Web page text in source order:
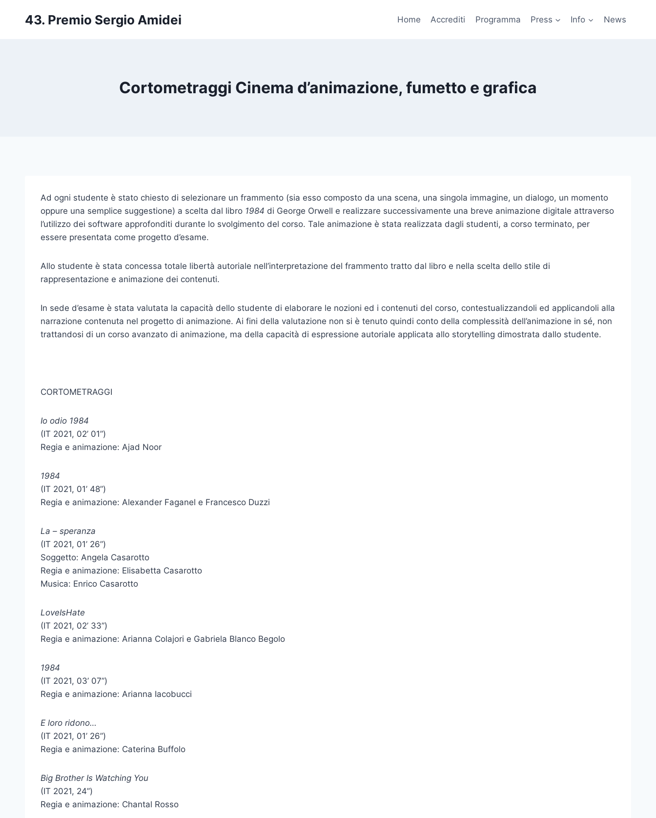
43. Premio Sergio Amidei Home Accrediti Programma Press Info News
Cortometraggi Cinema d’animazione, fumetto e grafica
Ad ogni studente è stato chiesto di selezionare un frammento (sia esso composto da una scena, una singola immagine, un dialogo, un momento
oppure una semplice suggestione) a scelta dal libro 1984 di George Orwell e realizzare successivamente una breve animazione digitale attraverso
l’utilizzo dei software approfonditi durante lo svolgimento del corso. Tale animazione è stata realizzata dagli studenti, a corso terminato, per
essere presentata come progetto d’esame.
Allo studente è stata concessa totale libertà autoriale nell’interpretazione del frammento tratto dal libro e nella scelta dello stile di
rappresentazione e animazione dei contenuti.
In sede d’esame è stata valutata la capacità dello studente di elaborare le nozioni ed i contenuti del corso, contestualizzandoli ed applicandoli alla
narrazione contenuta nel progetto di animazione. Ai fini della valutazione non si è tenuto quindi conto della complessità dell’animazione in sé, non
trattandosi di un corso avanzato di animazione, ma della capacità di espressione autoriale applicata allo storytelling dimostrata dallo studente.
CORTOMETRAGGI
Io odio 1984
(IT 2021, 02’ 01”)
Regia e animazione: Ajad Noor
1984
(IT 2021, 01’ 48”)
Regia e animazione: Alexander Faganel e Francesco Duzzi
La – speranza
(IT 2021, 01’ 26”)
Soggetto: Angela Casarotto
Regia e animazione: Elisabetta Casarotto
Musica: Enrico Casarotto
LoveIsHate
(IT 2021, 02’ 33”)
Regia e animazione: Arianna Colajori e Gabriela Blanco Begolo
1984
(IT 2021, 03’ 07”)
Regia e animazione: Arianna Iacobucci
E loro ridono…
(IT 2021, 01’ 26”)
Regia e animazione: Caterina Buffolo
Big Brother Is Watching You
(IT 2021, 24”)
Regia e animazione: Chantal Rosso